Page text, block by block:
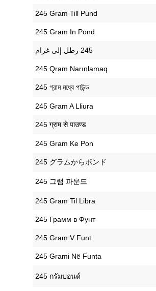
‎245 Gram Till Pund
‎245 Gram In Pond
‎245 Qram Narınlamaq
‎245 গ্রাম মধ্যে পাউন্ড
‎245 Gram A Lliura
‎245 ग्राम से पाउण्ड
‎245 Gram Ke Pon
‎245 グラムからポンド
‎245 그램 파운드
‎245 Gram Til Libra
‎245 Грамм в Фунт
‎245 Gram V Funt
‎245 Grami Në Funta
‎245 กรัมปอนด์